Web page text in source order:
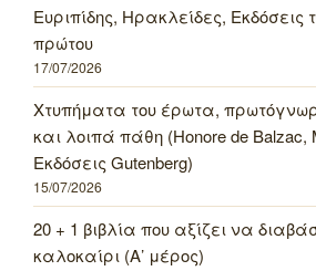
Ευριπίδης, Ηρακλείδες, Εκδόσεις
πρώτου
17/07/2026
Χτυπήματα του έρωτα,
και λοιπά πάθη (Honore de
Εκδόσεις Gutenberg)
15/07/2026
20 + 1 βιβλία που αξίζει να
καλοκαίρι (Α’ μέρος)